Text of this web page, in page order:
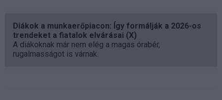
Diákok a munkaerőpiacon: Így formálják a 2026-os
trendeket a fiatalok elvárásai (X)
A diákoknak már nem elég a magas órabér,
rugalmasságot is várnak.